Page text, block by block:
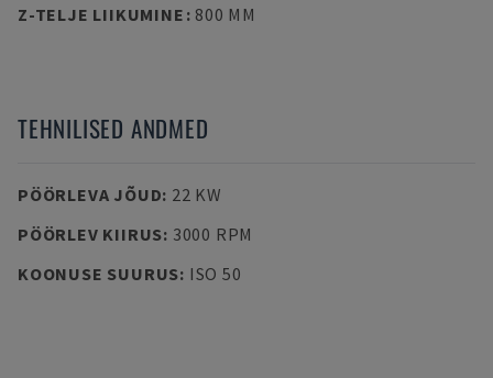
Z-TELJE LIIKUMINE : 800 MM
TEHNILISED ANDMED
PÖÖRLEVA JÕUD: 22 KW
PÖÖRLEV KIIRUS: 3000 RPM
KOONUSE SUURUS: ISO 50